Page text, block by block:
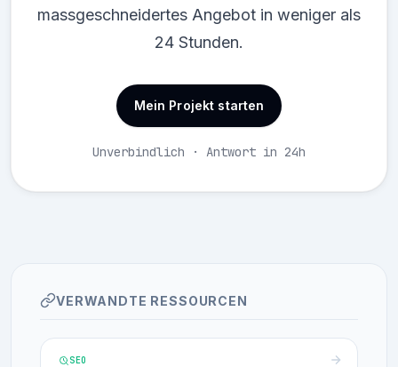
massgeschneidertes Angebot in weniger als
24 Stunden.
Mein Projekt starten
Unverbindlich · Antwort in 24h
VERWANDTE RESSOURCEN
SEO